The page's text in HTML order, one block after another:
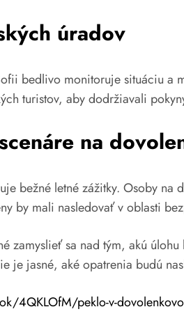
úradov
bedlivo monitoruje situáciu
turistov, aby dodržiavali
na
bežné letné zážitky. Osoby
by mali nasledovať v oblasti
zamyslieť sa nad tým, akú
je jasné, aké opatrenia budú
4QKLOfM/peklo-v-